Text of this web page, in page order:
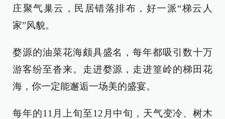
庄聚气巢云，民居错落排布，好一派“梯云人
家”风貌。
婺源的油菜花海颇具盛名，每年都吸引数十万
游客纷至沓来。走进婺源，走进篁岭的梯田花
海，你一定能邂逅一场美的盛宴。
每年的11月上旬至12月中旬，天气变冷、树木